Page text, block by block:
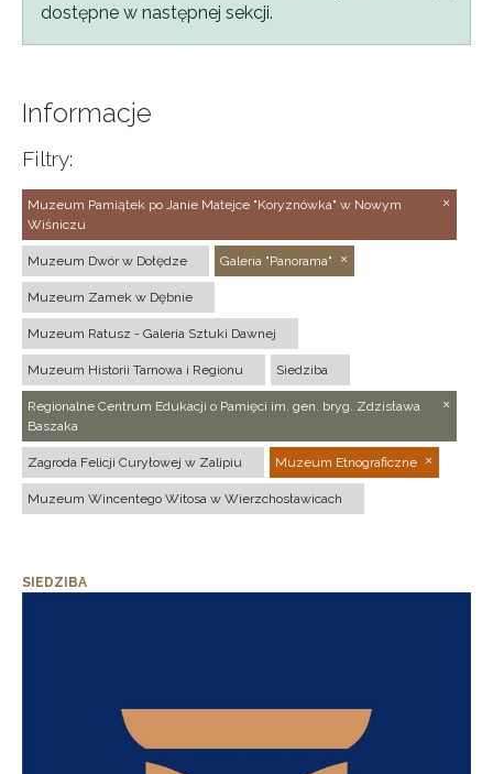
dostępne w następnej sekcji.
Informacje
Filtry:
Muzeum Pamiątek po Janie Matejce "Koryznówka" w Nowym
Wiśniczu
Muzeum Dwór w Dołędze Galeria "Panorama"
Muzeum Zamek w Dębnie
Muzeum Ratusz - Galeria Sztuki Dawnej
Muzeum Historii Tarnowa i Regionu Siedziba
Regionalne Centrum Edukacji o Pamięci im. gen. bryg. Zdzisława
Baszaka
Zagroda Felicji Curyłowej w Zalipiu Muzeum Etnograficzne
Muzeum Wincentego Witosa w Wierzchosławicach
SIEDZIBA